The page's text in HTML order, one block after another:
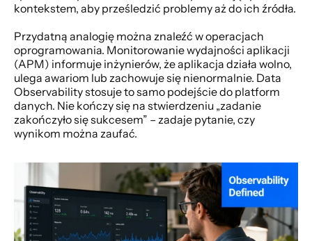
kontekstem, aby prześledzić problemy aż do ich źródła.
Przydatną analogię można znaleźć w operacjach
oprogramowania. Monitorowanie wydajności aplikacji
(APM) informuje inżynierów, że aplikacja działa wolno,
ulega awariom lub zachowuje się nienormalnie. Data
Observability stosuje to samo podejście do platform
danych. Nie kończy się na stwierdzeniu „zadanie
zakończyło się sukcesem” – zadaje pytanie, czy
wynikom można zaufać.